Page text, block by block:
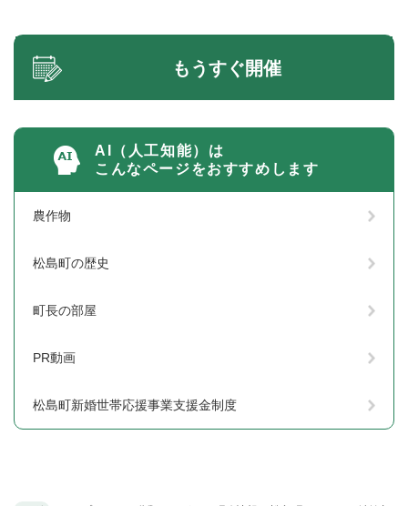
もうすぐ開催
AI（人工知能）は
こんなページをおすすめします
農作物
松島町の歴史
町長の部屋
PR動画
松島町新婚世帯応援事業支援金制度